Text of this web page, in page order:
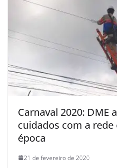
Carnaval 2020: DME
cuidados com a rede
época
21 de fevereiro de 2020